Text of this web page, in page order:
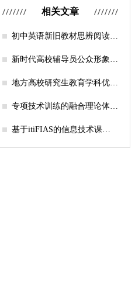
相关文章
初中英语新旧教材思辨阅读任
新时代高校辅导员公众形象塑
地方高校研究生教育学科优化
径探析
专项技术训练的融合理论体系
基于itiFIAS的信息技术课堂